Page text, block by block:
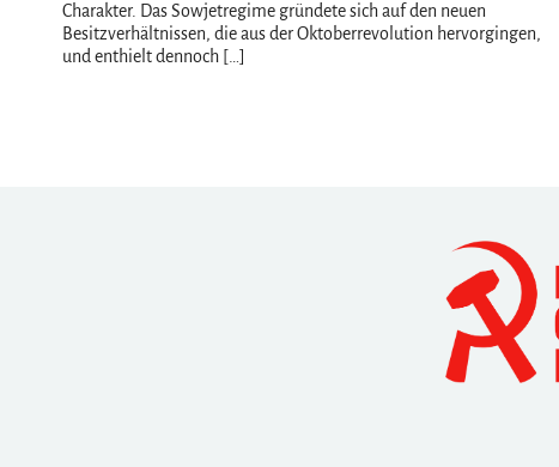
Charakter. Das Sowjetregime gründete sich auf den neuen
Besitzverhältnissen, die aus der Oktoberrevolution hervorgingen,
und enthielt dennoch […]